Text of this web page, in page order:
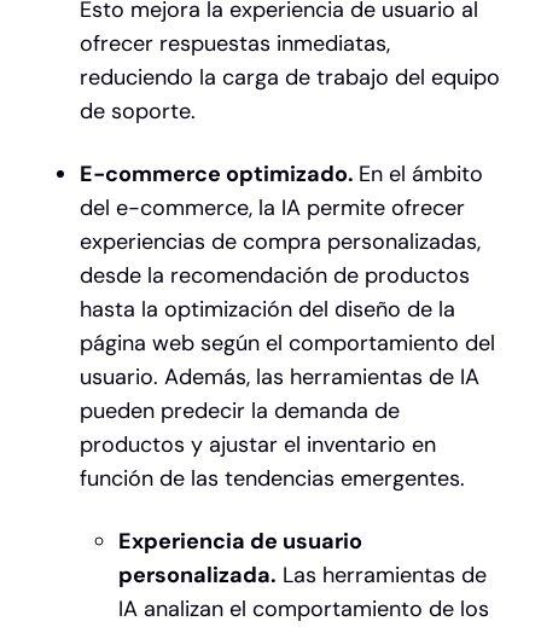
Esto mejora la experiencia de usuario al
ofrecer respuestas inmediatas,
reduciendo la carga de trabajo del equipo
de soporte.
E-commerce optimizado. En el ámbito
del e-commerce, la IA permite ofrecer
experiencias de compra personalizadas,
desde la recomendación de productos
hasta la optimización del diseño de la
página web según el comportamiento del
usuario. Además, las herramientas de IA
pueden predecir la demanda de
productos y ajustar el inventario en
función de las tendencias emergentes.
Experiencia de usuario
personalizada. Las herramientas de
IA analizan el comportamiento de los